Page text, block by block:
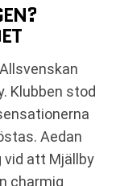
Klubben stod
Aedan
vid att Mjällby
charmig